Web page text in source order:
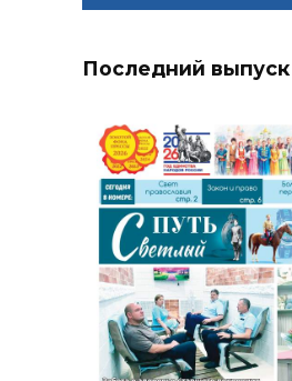
Последний выпуск